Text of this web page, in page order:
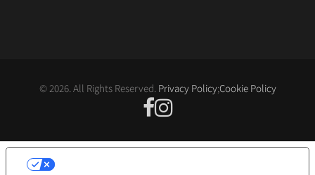
© 2026. All Rights Reserved. Privacy Policy;Cookie Policy